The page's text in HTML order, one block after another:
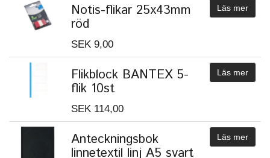
Notis-flikar 25x43mm
röd
SEK 9,00
Läs mer
Flikblock BANTEX 5-
flik 10st
SEK 114,00
Läs mer
Anteckningsbok
linnetextil linj A5 svart
Läs mer